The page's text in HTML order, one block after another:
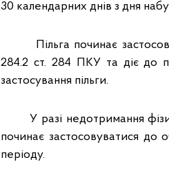
30 календарних днів з дня
Пільга починає
284.2 ст. 284 ПКУ та діє до
застосування пільги.
У разі недотримання
починає застосовуватися до
періоду.